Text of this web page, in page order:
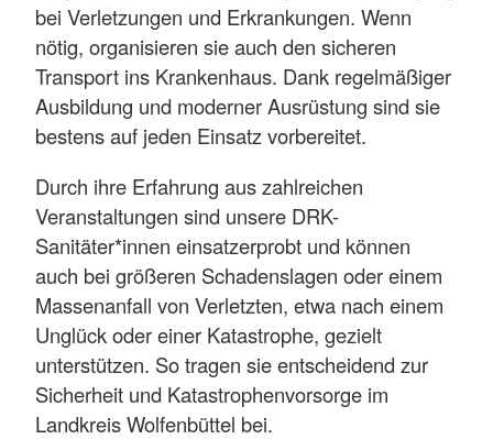
bei Verletzungen und Erkrankungen. Wenn
nötig, organisieren sie auch den sicheren
Transport ins Krankenhaus. Dank regelmäßiger
Ausbildung und moderner Ausrüstung sind sie
bestens auf jeden Einsatz vorbereitet.
Durch ihre Erfahrung aus zahlreichen
Veranstaltungen sind unsere DRK-
Sanitäter*innen einsatzerprobt und können
auch bei größeren Schadenslagen oder einem
Massenanfall von Verletzten, etwa nach einem
Unglück oder einer Katastrophe, gezielt
unterstützen. So tragen sie entscheidend zur
Sicherheit und Katastrophenvorsorge im
Landkreis Wolfenbüttel bei.